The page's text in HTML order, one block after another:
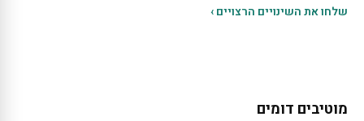
שלחו את השינויים הרצויים ›
מוטיבים דומים